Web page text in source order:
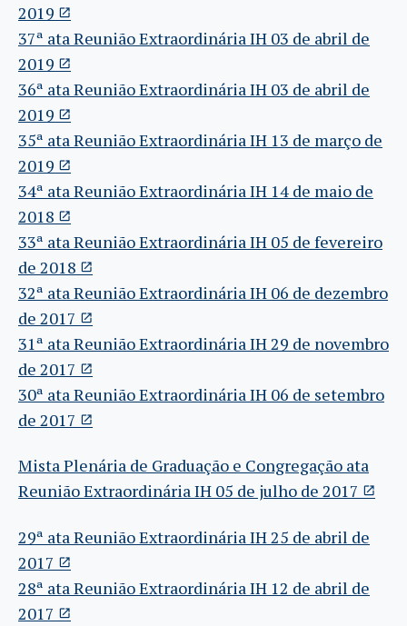
2019
37ª ata Reunião Extraordinária IH 03 de abril de
2019
36ª ata Reunião Extraordinária IH 03 de abril de
2019
35ª ata Reunião Extraordinária IH 13 de março de
2019
34ª ata Reunião Extraordinária IH 14 de maio de
2018
33ª ata Reunião Extraordinária IH 05 de fevereiro
de 2018
32ª ata Reunião Extraordinária IH 06 de dezembro
de 2017
31ª ata Reunião Extraordinária IH 29 de novembro
de 2017
30ª ata Reunião Extraordinária IH 06 de setembro
de 2017
Mista Plenária de Graduação e Congregação ata
Reunião Extraordinária IH 05 de julho de 2017
29ª ata Reunião Extraordinária IH 25 de abril de
2017
28ª ata Reunião Extraordinária IH 12 de abril de
2017